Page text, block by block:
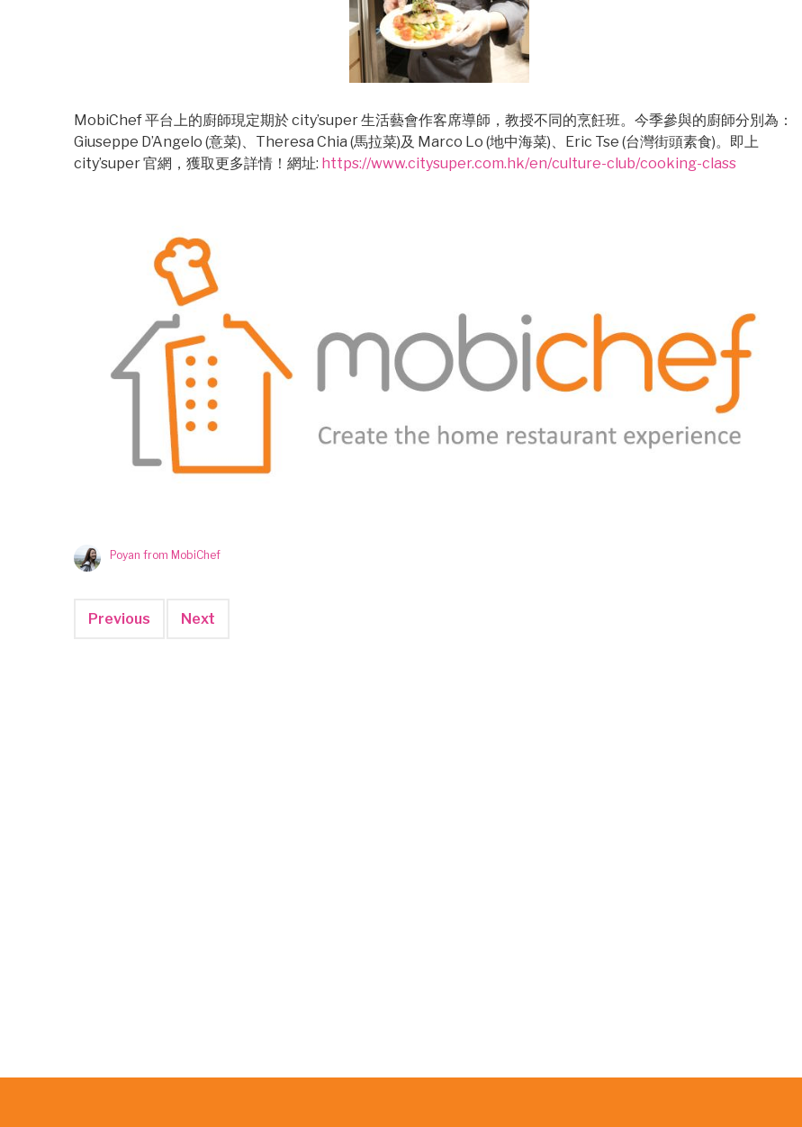
MobiChef 平台上的廚師現定期於 city’super 生活藝會作客席導師，教授不同的烹飪班。今季參與的廚師分別為：
Giuseppe D’Angelo (意菜)、Theresa Chia (馬拉菜)及 Marco Lo (地中海菜)、Eric Tse (台灣街頭素食)。即上
city’super 官網，獲取更多詳情！網址: https://www.citysuper.com.hk/en/culture-club/cooking-class
Poyan from MobiChef
Previous Next